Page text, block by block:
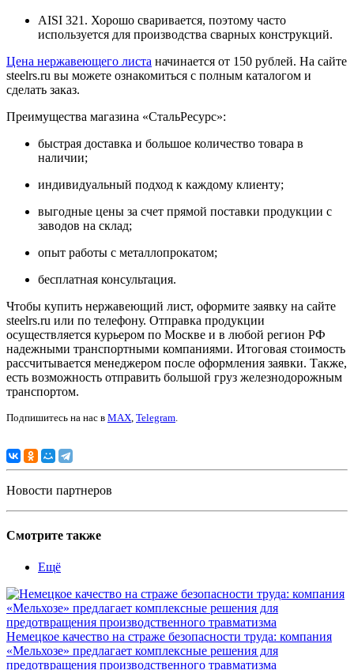
AISI 321. Хорошо сваривается, поэтому часто
используется для производства сварных конструкций.
Цена нержавеющего листа начинается от 150 рублей. На сайте
steelrs.ru вы можете ознакомиться с полным каталогом и
сделать заказ.
Преимущества магазина «СтальРесурс»:
быстрая доставка и большое количество товара в
наличии;
индивидуальный подход к каждому клиенту;
выгодные цены за счет прямой поставки продукции с
заводов на склад;
опыт работы с металлопрокатом;
бесплатная консультация.
Чтобы купить нержавеющий лист, оформите заявку на сайте
steelrs.ru или по телефону. Отправка продукции
осуществляется курьером по Москве и в любой регион РФ
надежными транспортными компаниями. Итоговая стоимость
рассчитывается менеджером после оформления заявки. Также,
есть возможность отправить большой груз железнодорожным
транспортом.
Подпишитесь на нас в MAX, Telegram.
Новости партнеров
Смотрите также
Ещё
Немецкое качество на страже безопасности труда: компания
«Мельхозе» предлагает комплексные решения для
предотвращения производственного травматизма